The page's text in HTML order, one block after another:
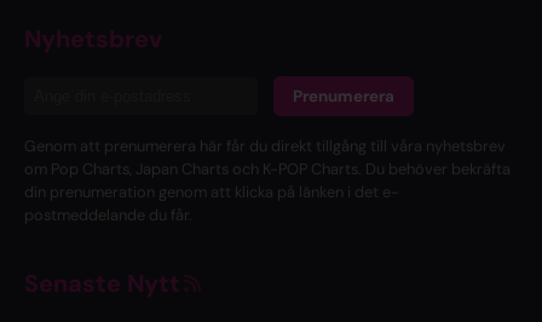
Nyhetsbrev
Prenumerera
Genom att prenumerera här får du direkt tillgång till våra nyhetsbrev
om Pop Charts, Japan Charts och K-POP Charts. Du behöver bekräfta
din prenumeration genom att klicka på länken i det e-
postmeddelande du får.
Senaste Nytt